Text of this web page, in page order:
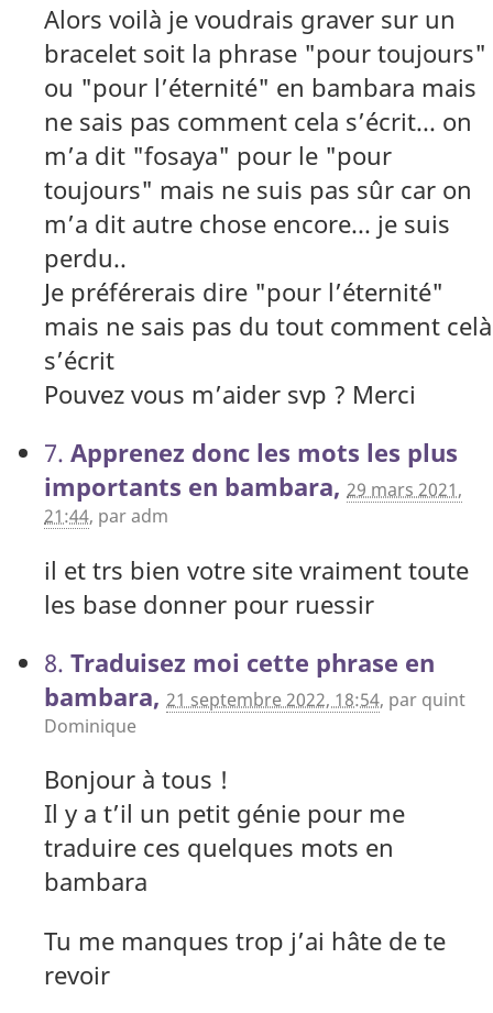
Alors voilà je voudrais graver sur un
bracelet soit la phrase "pour toujours"
ou "pour l’éternité" en bambara mais
ne sais pas comment cela s’écrit... on
m’a dit "fosaya" pour le "pour
toujours" mais ne suis pas sûr car on
m’a dit autre chose encore... je suis
perdu..
Je préférerais dire "pour l’éternité"
mais ne sais pas du tout comment celà
s’écrit
Pouvez vous m’aider svp ? Merci
7. Apprenez donc les mots les plus
importants en bambara, 29 mars 2021,
21:44, paradm
il et trs bien votre site vraiment toute
les base donner pour ruessir
8. Traduisez moi cette phrase en
bambara, 21 septembre 2022, 18:54, par quint
Dominique
Bonjour à tous !
Il y a t’il un petit génie pour me
traduire ces quelques mots en
bambara
Tu me manques trop j’ai hâte de te
revoir